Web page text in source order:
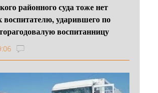
районного суда тоже нет
воспитателю, ударившего по
воспитанницу